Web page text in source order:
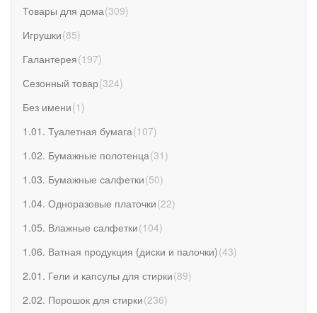
Товары для дома(309)
Игрушки(85)
Галантерея(197)
Сезонный товар(324)
Без имени(1 )
1.01. Туалетная бумага(107)
1.02. Бумажные полотенца(31 )
1.03. Бумажные салфетки(50)
1.04. Одноразовые платочки(22)
1.05. Влажные салфетки(104)
1.06. Ватная продукция (диски и палочки)(43)
2.01. Гели и капсулы для стирки(89)
2.02. Порошок для стирки(236)